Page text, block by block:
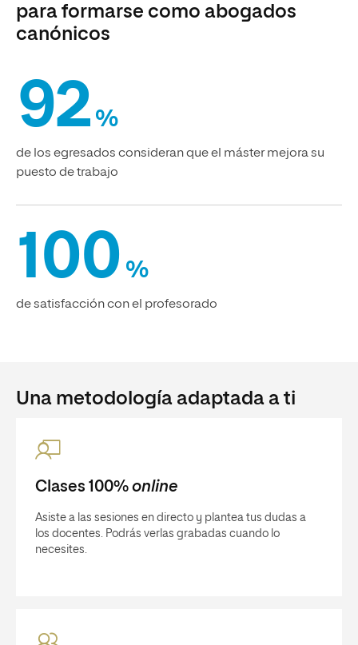
para formarse como abogados
canónicos
92 %
de los egresados consideran que el máster mejora su
puesto de trabajo
100 %
de satisfacción con el profesorado
Una metodología adaptada a ti
Clases 100% online
Asiste a las sesiones en directo y plantea tus dudas a
los docentes. Podrás verlas grabadas cuando lo
necesites.